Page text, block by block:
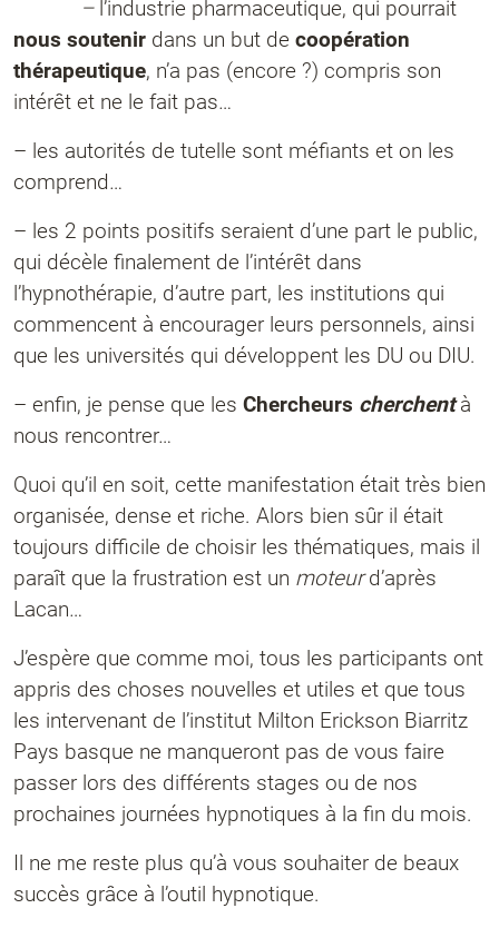
– l’industrie pharmaceutique, qui pourrait
nous soutenir dans un but de coopération
thérapeutique, n’a pas (encore ?) compris son
intérêt et ne le fait pas…
– les autorités de tutelle sont méfiants et on les
comprend…
– les 2 points positifs seraient d’une part le public,
qui décèle finalement de l’intérêt dans
l’hypnothérapie, d’autre part, les institutions qui
commencent à encourager leurs personnels, ainsi
que les universités qui développent les DU ou DIU.
– enfin, je pense que les Chercheurs cherchentà
nous rencontrer…
Quoi qu’il en soit, cette manifestation était très bien
organisée, dense et riche. Alors bien sûr il était
toujours difficile de choisir les thématiques, mais il
paraît que la frustration est un moteurd’après
Lacan…
J’espère que comme moi, tous les participants ont
appris des choses nouvelles et utiles et que tous
les intervenant de l’institut Milton Erickson Biarritz
Pays basque ne manqueront pas de vous faire
passer lors des différents stages ou de nos
prochaines journées hypnotiques à la fin du mois.
Il ne me reste plus qu’à vous souhaiter de beaux
succès grâce à l’outil hypnotique.